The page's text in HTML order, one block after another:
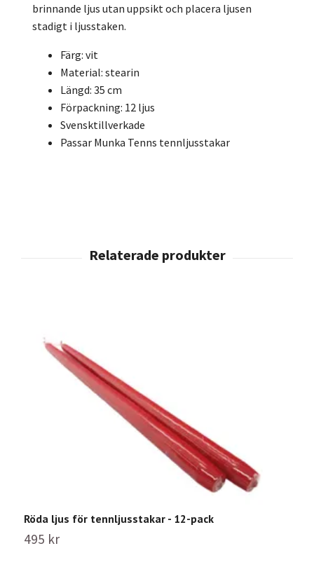
brinnande ljus utan uppsikt och placera ljusen
stadigt i ljusstaken.
Färg: vit
Material: stearin
Längd: 35 cm
Förpackning: 12 ljus
Svensktillverkade
Passar Munka Tenns tennljusstakar
Röda ljus för tennljusstakar - 12-pack
495 kr